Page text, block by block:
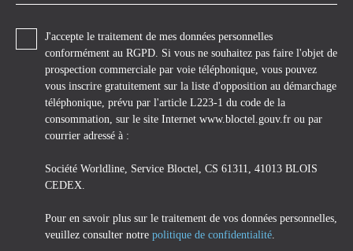
J'accepte le traitement de mes données personnelles
conformément au RGPD. Si vous ne souhaitez pas faire l'objet de
prospection commerciale par voie téléphonique, vous pouvez
vous inscrire gratuitement sur la liste d'opposition au démarchage
téléphonique, prévu par l'article L223-1 du code de la
consommation, sur le site Internet www.bloctel.gouv.fr ou par
courrier adressé à :
Société Worldline, Service Bloctel, CS 61311, 41013 BLOIS
CEDEX.
Pour en savoir plus sur le traitement de vos données personnelles,
veuillez consulter notre politique de confidentialité.